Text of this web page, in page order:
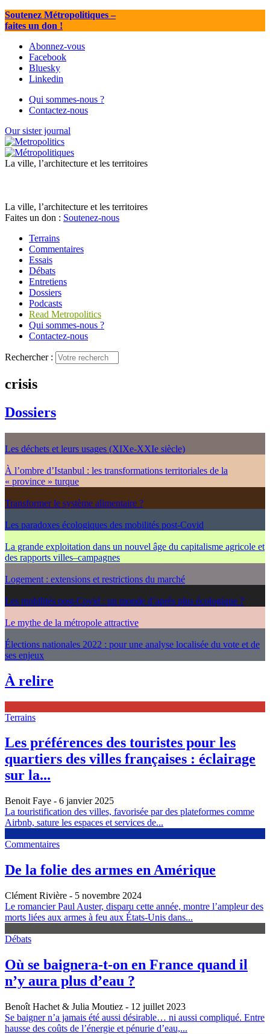
Soutenez Métropolitiques–
faites un don !
Abonnez-vous
Facebook
Bluesky
Linkedin
Qui sommes-nous ?
Contactez-nous
Our sister journal
La ville, l’architecture et les territoires
La ville, l’architecture et les territoires
Faites un don : Soutenez-nous
Terrains
Commentaires
Essais
Débats
Entretiens
Dossiers
Podcasts
Read Metropolitics
Qui sommes-nous ?
Contactez-nous
Rechercher :
crisis
Dossiers
Les déchets et leurs usages (XIXe-XXIe siècle)
À l’ombre d’Istanbul : les transformations territoriales de la
« province » turque
Transformer le système alimentaire ?
Les paradoxes écologiques des mobilités post-Covid
La grande exploitation dans un nouvel âge du capitalisme agricole et
des rapports villes–campagnes
Logement : extensions et restrictions du marché
Les mobilités post-Covid : un monde d’après plus écologique ?
Le mythe de la métropole attractive
Élections nationales 2022 : pour une analyse localisée du vote et de
ses enjeux
À relire
Terrains
Les préférences des touristes pour les
quartiers des villes françaises : éclairage
sur la...
Benoit Faye - 6 janvier 2025
La touristification des villes, favorisée par des plateformes comme
Airbnb, sature les espaces et services de...
Commentaires
De la folie des armes en Amérique
Clément Rivière - 5 novembre 2024
Le romancier Paul Auster, disparu cette année, montre l’ampleur des
morts liées aux armes à feu aux États-Unis dans...
Débats
Où se baignera-t-on en France quand il
n’y aura plus d’eau ?
Benoît Hachet & Julia Moutiez - 12 juillet 2023
Se baigner n’a jamais été aussi désirable… ni aussi compliqué. Entre
hausse des coûts de l’énergie et pénurie d’eau,...